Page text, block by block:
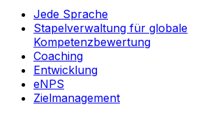
Jede Sprache
Stapelverwaltung für globale
Kompetenzbewertung
Coaching
Entwicklung
eNPS
Zielmanagement